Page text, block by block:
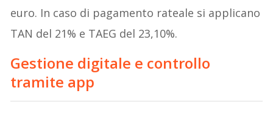
euro. In caso di pagamento rateale si applicano
TAN del 21% e TAEG del 23,10%.
Gestione digitale e controllo
tramite app